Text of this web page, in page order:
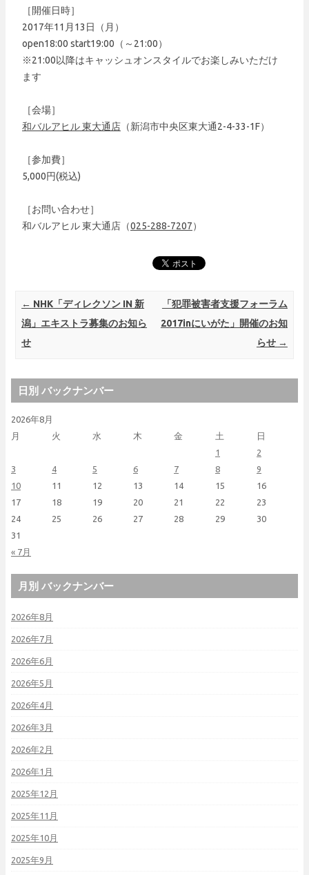
［開催日時］
2017年11月13日（月）
open18:00 start19:00（～21:00）
※21:00以降はキャッシュオンスタイルでお楽しみいただけ
ます
［会場］
和バルアヒル 東大通店 （新潟市中央区東大通2-4-33-1F）
［参加費］
5,000円(税込)
［お問い合わせ］
和バルアヒル 東大通店（025-288-7207）
Post navigation
← NHK「ディレクソン IN 新
潟」エキストラ募集のお知ら
せ
「犯罪被害者支援フォーラム
2017inにいがた」開催のお知
らせ →
日別 バックナンバー
2026年8月
月
火 水 木 金 土 日
« 7月
1
2
3
4 5 6 7 8
9
10
11 12 13 14 15
16
17
18 19 20 21 22
23
24
25 26 27 28 29
30
31
月別 バックナンバー
2026年8月
2026年7月
2026年6月
2026年5月
2026年4月
2026年3月
2026年2月
2026年1月
2025年12月
2025年11月
2025年10月
2025年9月